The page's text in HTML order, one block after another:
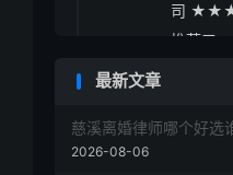
司
推荐五
采购指南
最新文章
慈溪离婚律师哪个好选
2026-08-06